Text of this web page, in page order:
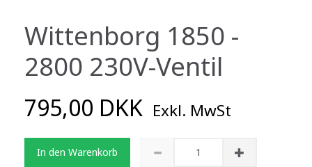
Wittenborg 1850 -
2800 230V-Ventil
795,00 DKK Exkl. MwSt
In den Warenkorb